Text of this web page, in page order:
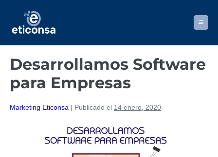
contenido
Desarrollamos Software
para Empresas
Marketing Eticonsa | Publicado el 14 enero, 2020